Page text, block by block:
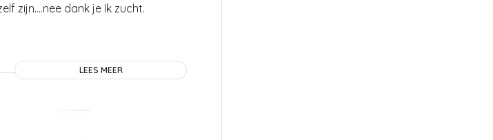
zijn….nee dank je Ik zucht.
LEES MEER